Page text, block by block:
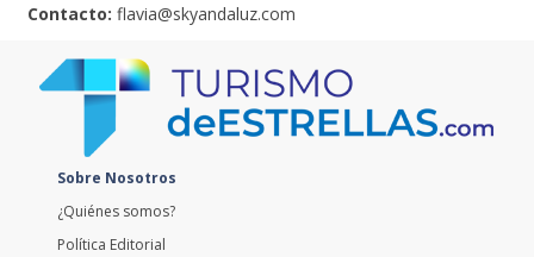
Contacto: flavia@skyandaluz.com
Sobre Nosotros
¿Quiénes somos?
Política Editorial